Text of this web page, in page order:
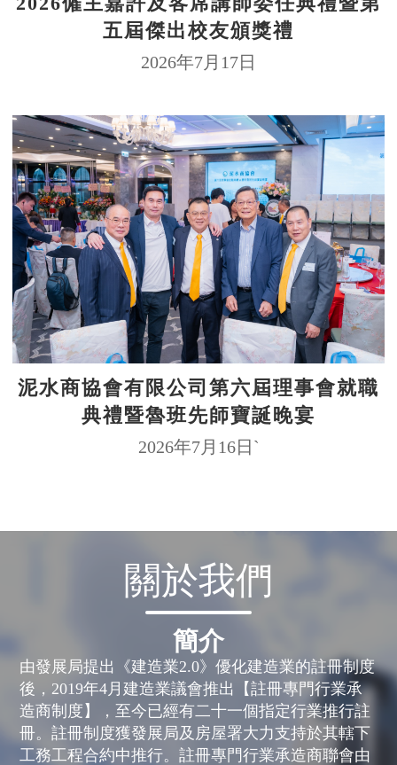
五屆傑出校友頒獎禮
2026年7月17日
泥水商協會有限公司第六屆理事會就職
典禮暨魯班先師寶誕晚宴
2026年7月16日`
關於我們
簡介
由發展局提出《建造業2.0》優化建造業的註冊制度
後，2019年4月建造業議會推出【註冊專門行業承
造商制度】，至今已經有二十一個指定行業推行註
冊。註冊制度獲發展局及房屋署大力支持於其轄下
工務工程合約中推行。註冊專門行業承造商聯會由